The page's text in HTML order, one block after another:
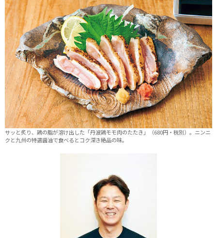
サッと炙り、鶏の脂が溶け出した「丹波鶏モモ肉のたたき」（680円・税別）。ニンニ
クと九州の特選醤油で食べるとコク深き絶品の味。